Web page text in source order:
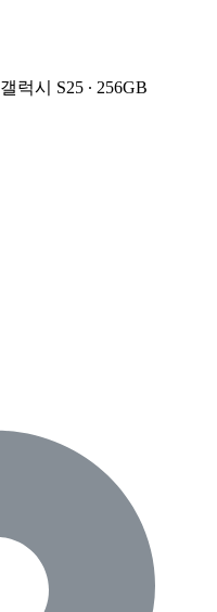
갤럭시 S25 ∙ 256GB